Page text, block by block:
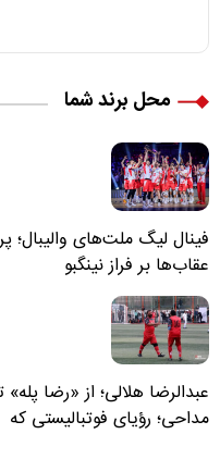
محل برند شما
فینال لیگ ملت‌های والیبال؛
عقاب‌ها بر فراز نینگبو
عبدالرضا هلالی؛ از «رضا پله»
مداحی؛ رؤیای فوتبالیستی که